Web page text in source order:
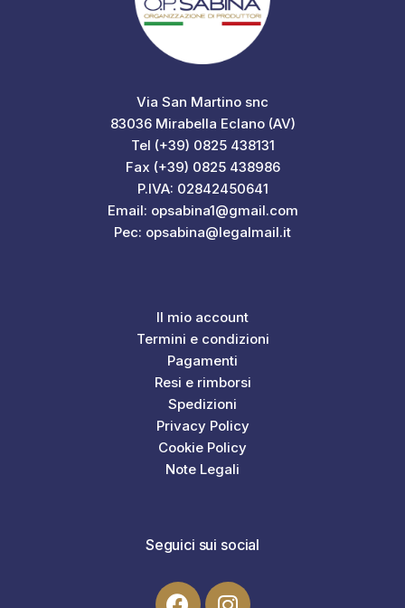
Via San Martino snc
83036 Mirabella Eclano (AV)
Tel (+39) 0825 438131
Fax (+39) 0825 438986
P.IVA: 02842450641
Email: opsabina1@gmail.com
Pec: opsabina@legalmail.it
Il mio account
Termini e condizioni
Pagamenti
Resi e rimborsi
Spedizioni
Privacy Policy
Cookie Policy
Note Legali
Seguici sui social